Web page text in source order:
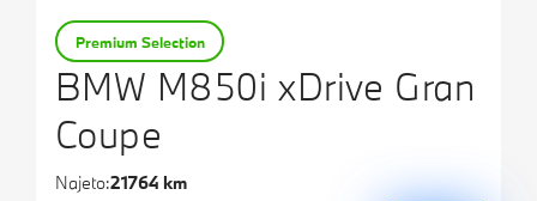
BMW M850i xDrive Gran
Coupe
Premium Selection
Najeto:21764 km